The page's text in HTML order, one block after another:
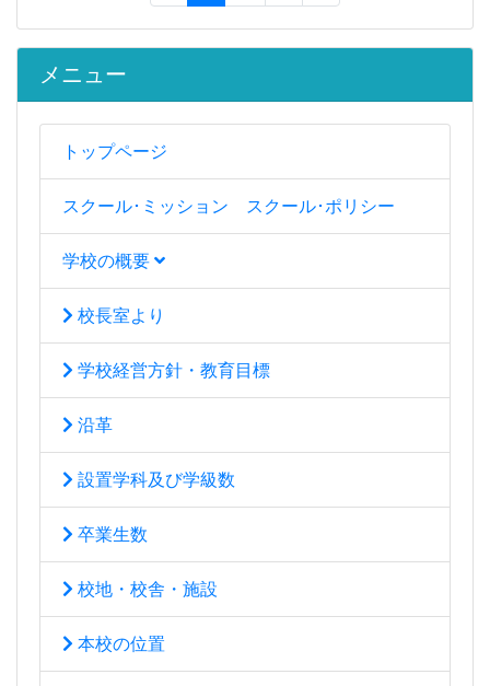
メニュー
トップページ
スクール･ミッション スクール･ポリシー
学校の概要
校長室より
学校経営方針・教育目標
沿革
設置学科及び学級数
卒業生数
校地・校舎・施設
本校の位置